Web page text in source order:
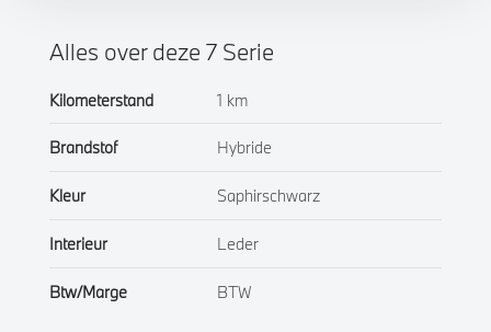
Alles over deze 7 Serie
Kilometerstand 1 km
Brandstof Hybride
Kleur Saphirschwarz
Interieur Leder
Btw/Marge BTW